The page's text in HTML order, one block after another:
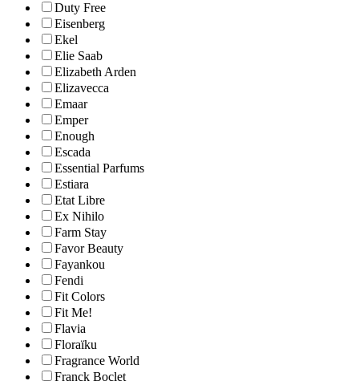
Duty Free
Eisenberg
Ekel
Elie Saab
Elizabeth Arden
Elizavecca
Emaar
Emper
Enough
Escada
Essential Parfums
Estiara
Etat Libre
Ex Nihilo
Farm Stay
Favor Beauty
Fayankou
Fendi
Fit Colors
Fit Me!
Flavia
Floraïku
Fragrance World
Franck Boclet